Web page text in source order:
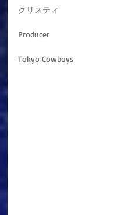
クリスティ
Producer
Tokyo Cowboys